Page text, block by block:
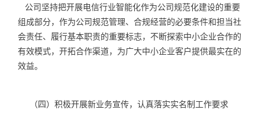
公司坚持把开展电信行业智能化作为公司规范化建设的重要
组成部分，作为公司规范管理、合规经营的必要条件和担当社
会责任、履行基本职责的重要标志，不断探索中小企业合作的
有效模式，开拓合作渠道，为广大中小企业客户提供最实在的
效益。
（四）积极开展新业务宣传，认真落实实名制工作要求